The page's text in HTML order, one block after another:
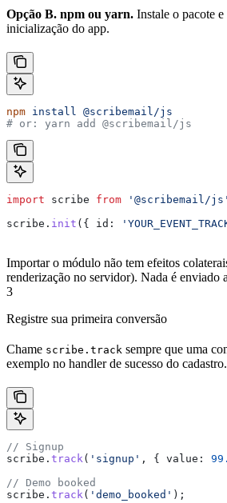
Opção B. npm ou yarn. Instale o pacote
inicialização do app.
npm install @scribemail/js
# or: yarn add @scribemail/js
import scribe from '@scribemail/js'
scribe . init ({ id:
Importar o módulo não tem efeitos
renderização no servidor). Nada é enviado
3
Registre sua primeira conversão
Chame scribe.track sempre que uma
exemplo no handler de sucesso do cadastro.
// Signup
scribe . track( 'signup' , { value:
// Demo booked
scribe . track( 'demo_booked' );